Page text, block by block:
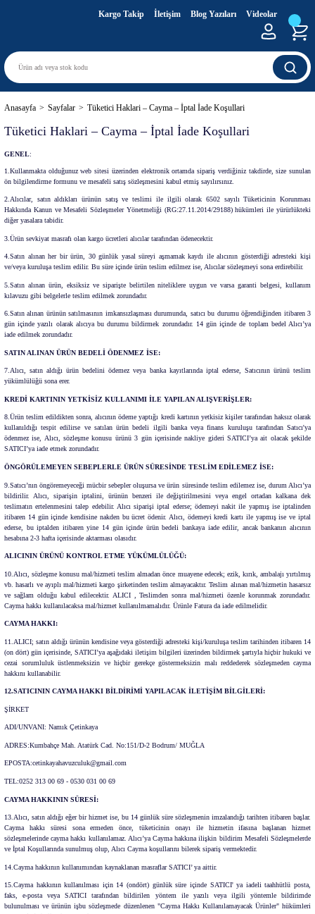
Kargo Takip İletişim Blog Yazıları Videolar
Anasayfa Sayfalar Tüketici Haklari – Cayma – İptal İade Koşullari
Tüketici Haklari – Cayma – İptal İade Koşullari
GENEL:
1.Kullanmakta olduğunuz web sitesi üzerinden elektronik ortamda sipariş verdiğiniz takdirde, size sunulan
ön bilgilendirme formunu ve mesafeli satış sözleşmesini kabul etmiş sayılırsınız.
2.Alıcılar, satın aldıkları ürünün satış ve teslimi ile ilgili olarak 6502 sayılı Tüketicinin Korunması
Hakkında Kanun ve Mesafeli Sözleşmeler Yönetmeliği (RG:27.11.2014/29188) hükümleri ile yürürlükteki
diğer yasalara tabidir.
3.Ürün sevkiyat masrafı olan kargo ücretleri alıcılar tarafından ödenecektir.
4.Satın alınan her bir ürün, 30 günlük yasal süreyi aşmamak kaydı ile alıcının gösterdiği adresteki kişi
ve/veya kuruluşa teslim edilir. Bu süre içinde ürün teslim edilmez ise, Alıcılar sözleşmeyi sona erdirebilir.
5.Satın alınan ürün, eksiksiz ve siparişte belirtilen niteliklere uygun ve varsa garanti belgesi, kullanım
kılavuzu gibi belgelerle teslim edilmek zorundadır.
6.Satın alınan ürünün satılmasının imkansızlaşması durumunda, satıcı bu durumu öğrendiğinden itibaren 3
gün içinde yazılı olarak alıcıya bu durumu bildirmek zorundadır. 14 gün içinde de toplam bedel Alıcı’ya
iade edilmek zorundadır.
SATIN ALINAN ÜRÜN BEDELİ ÖDENMEZ İSE:
7.Alıcı, satın aldığı ürün bedelini ödemez veya banka kayıtlarında iptal ederse, Satıcının ürünü teslim
yükümlülüğü sona erer.
KREDİ KARTININ YETKİSİZ KULLANIMI İLE YAPILAN ALIŞVERİŞLER:
8.Ürün teslim edildikten sonra, alıcının ödeme yaptığı kredi kartının yetkisiz kişiler tarafından haksız olarak
kullanıldığı tespit edilirse ve satılan ürün bedeli ilgili banka veya finans kuruluşu tarafından Satıcı'ya
ödenmez ise, Alıcı, sözleşme konusu ürünü 3 gün içerisinde nakliye gideri SATICI’ya ait olacak şekilde
SATICI’ya iade etmek zorundadır.
ÖNGÖRÜLEMEYEN SEBEPLERLE ÜRÜN SÜRESİNDE TESLİM EDİLEMEZ İSE:
9.Satıcı’nın öngöremeyeceği mücbir sebepler oluşursa ve ürün süresinde teslim edilemez ise, durum Alıcı’ya
bildirilir. Alıcı, siparişin iptalini, ürünün benzeri ile değiştirilmesini veya engel ortadan kalkana dek
teslimatın ertelenmesini talep edebilir. Alıcı siparişi iptal ederse; ödemeyi nakit ile yapmış ise iptalinden
itibaren 14 gün içinde kendisine nakden bu ücret ödenir. Alıcı, ödemeyi kredi kartı ile yapmış ise ve iptal
ederse, bu iptalden itibaren yine 14 gün içinde ürün bedeli bankaya iade edilir, ancak bankanın alıcının
hesabına 2-3 hafta içerisinde aktarması olasıdır.
ALICININ ÜRÜNÜ KONTROL ETME YÜKÜMLÜLÜĞÜ:
10.Alıcı, sözleşme konusu mal/hizmeti teslim almadan önce muayene edecek; ezik, kırık, ambalajı yırtılmış
vb. hasarlı ve ayıplı mal/hizmeti kargo şirketinden teslim almayacaktır. Teslim alınan mal/hizmetin hasarsız
ve sağlam olduğu kabul edilecektir. ALICI , Teslimden sonra mal/hizmeti özenle korunmak zorundadır.
Cayma hakkı kullanılacaksa mal/hizmet kullanılmamalıdır. Ürünle Fatura da iade edilmelidir.
CAYMA HAKKI:
11.ALICI; satın aldığı ürünün kendisine veya gösterdiği adresteki kişi/kuruluşa teslim tarihinden itibaren 14
(on dört) gün içerisinde, SATICI’ya aşağıdaki iletişim bilgileri üzerinden bildirmek şartıyla hiçbir hukuki ve
cezai sorumluluk üstlenmeksizin ve hiçbir gerekçe göstermeksizin malı reddederek sözleşmeden cayma
hakkını kullanabilir.
12.SATICININ CAYMA HAKKI BİLDİRİMİ YAPILACAK İLETİŞİM BİLGİLERİ:
ŞİRKET
ADI/UNVANI: Namık Çetinkaya
ADRES:Kumbahçe Mah. Atatürk Cad. No:151/D-2 Bodrum/ MUĞLA
EPOSTA:cetinkayahavuzculuk@gmail.com
TEL:0252 313 00 69 - 0530 031 00 69
CAYMA HAKKININ SÜRESİ:
13.Alıcı, satın aldığı eğer bir hizmet ise, bu 14 günlük süre sözleşmenin imzalandığı tarihten itibaren başlar.
Cayma hakkı süresi sona ermeden önce, tüketicinin onayı ile hizmetin ifasına başlanan hizmet
sözleşmelerinde cayma hakkı kullanılamaz. Alıcı’ya Cayma hakkına ilişkin bildirim Mesafeli Sözleşmelerde
ve İptal Koşullarında sunulmuş olup, Alıcı Cayma koşullarını bilerek sipariş vermektedir.
14.Cayma hakkının kullanımından kaynaklanan masraflar SATICI’ ya aittir.
15.Cayma hakkının kullanılması için 14 (ondört) günlük süre içinde SATICI' ya iadeli taahhütlü posta,
faks, e-posta veya SATICI tarafından bildirilen yöntem ile yazılı veya ilgili yöntemle bildirimde
bulunulması ve ürünün işbu sözleşmede düzenlenen "Cayma Hakkı Kullanılamayacak Ürünler" hükümleri